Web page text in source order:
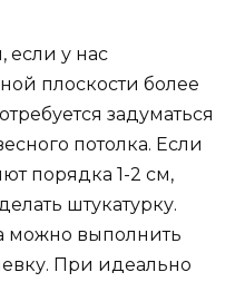
если у нас
плоскости более
задуматься
потолка. Если
порядка 1-2 см,
штукатурку.
можно выполнить
При идеально